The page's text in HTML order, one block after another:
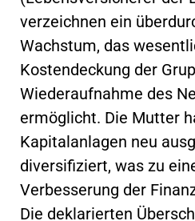
verzeichnen ein
Wachstum, das
Kostendeckung der
Wiederaufnahme des
ermöglicht. Die Mutter
Kapitalanlagen neu
diversifiziert, was zu
Verbesserung der
Die deklarierten